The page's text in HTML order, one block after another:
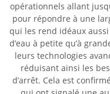
opérationnels allant
pour répondre à une
qui les rend idéaux
d’eau à petite qu’à
leurs technologies
réduisant ainsi les
d’arrêt. Cela est